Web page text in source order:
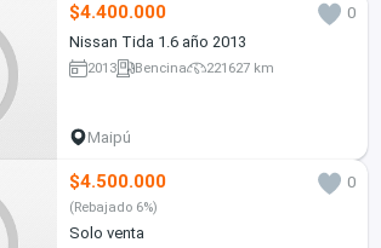
$4.400.000
0
Nissan Tida 1.6 año 2013
2013 Bencina 221627 km
Maipú
$4.500.000 0
(Rebajado 6%)
Solo venta